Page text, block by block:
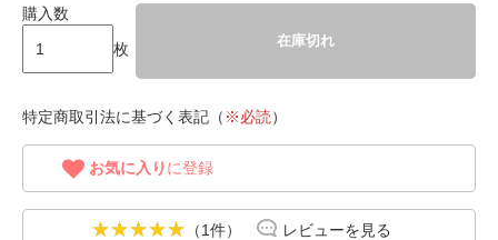
購入数
枚
在庫切れ
特定商取引法に基づく表記（ ※必読）
お気に入り に登録
（1件） レビューを見る